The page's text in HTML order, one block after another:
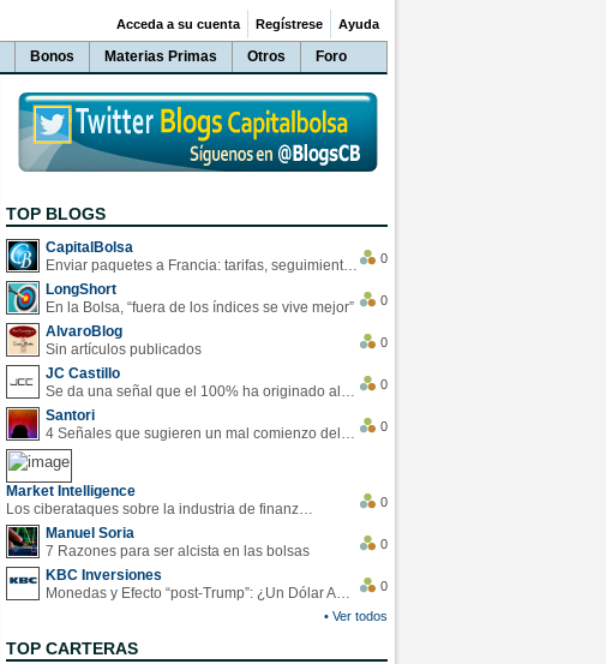
Bonos Materias Primas Otros Foro
Acceda a su cuenta Regístrese Ayuda
TOP BLOGS
CapitalBolsa
Enviar paquetes a Francia: tarifas, seguimiento y ventajas destacadas
0
LongShort
En la Bolsa, “fuera de los índices se vive mejor”
0
AlvaroBlog
Sin artículos publicados
0
JC Castillo
Se da una señal que el 100% ha originado alzas en las bolsas
0
Santori
4 Señales que sugieren un mal comienzo del 3T de la economía EEUU
0
Market Intelligence
Los ciberataques sobre la industria de finanzas se han duplicado este año
0
Manuel Soria
7 Razones para ser alcista en las bolsas
0
KBC Inversiones
Monedas y Efecto “post-Trump”: ¿Un Dólar Americano operando en rangos?
0
• Ver todos
TOP CARTERAS